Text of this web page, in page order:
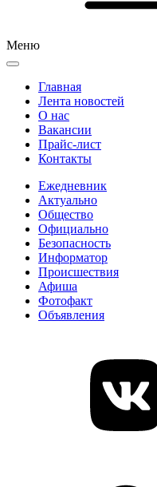
Меню
Главная
Лента новостей
О нас
Вакансии
Прайс-лист
Контакты
Ежедневник
Актуально
Общество
Официально
Безопасность
Информатор
Происшествия
Афиша
Фотофакт
Объявления